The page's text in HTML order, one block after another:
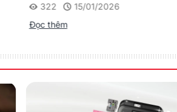
322
15/01/2026
Đọc thêm